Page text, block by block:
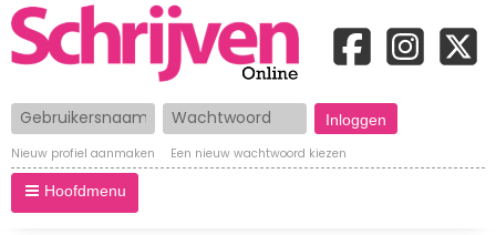
Gebruikersnaam Wachtwoord
Nieuw profiel aanmaken Een nieuw wachtwoord kiezen
Hoofdmenu